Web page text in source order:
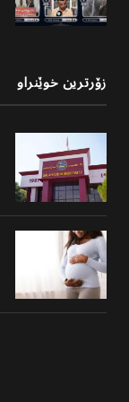
زۆرترین خوێنراو